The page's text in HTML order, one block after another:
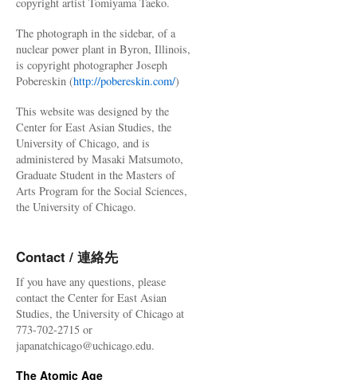
The photograph in the sidebar, of a
nuclear power plant in Byron, Illinois,
is copyright photographer Joseph
Pobereskin (http://pobereskin.com/)
This website was designed by the
Center for East Asian Studies, the
University of Chicago, and is
administered by Masaki Matsumoto,
Graduate Student in the Masters of
Arts Program for the Social Sciences,
the University of Chicago.
Contact / 連絡先
If you have any questions, please
contact the Center for East Asian
Studies, the University of Chicago at
773-702-2715 or
japanatchicago@uchicago.edu.
The Atomic Age